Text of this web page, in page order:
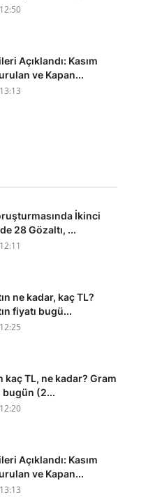
Açıklandı: Kasım
ve Kapan...
İkinci
28 Gözaltı, ...
ne kadar, kaç TL?
fiyatı bugü...
kaç TL, ne kadar? Gram
bugün (2...
Açıklandı: Kasım
ve Kapan...